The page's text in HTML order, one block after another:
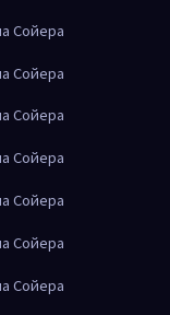
Сойера
Сойера
Сойера
Сойера
Сойера
Сойера
Сойера